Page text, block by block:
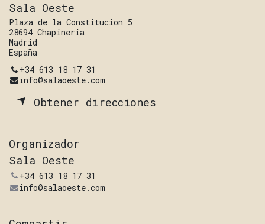
Sala Oeste
Plaza de la Constitucion 5
28694 Chapineria
Madrid
España
+34 613 18 17 31
info@salaoeste.com
Obtener direcciones
Organizador
Sala Oeste
+34 613 18 17 31
info@salaoeste.com